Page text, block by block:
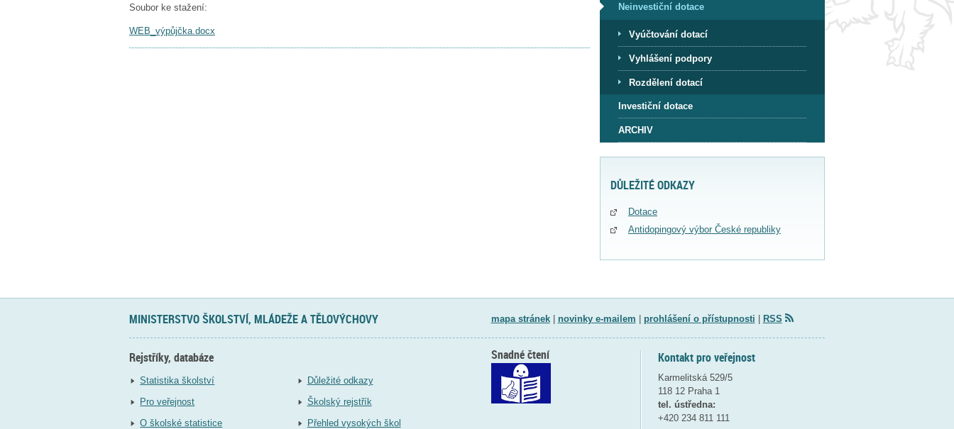
Soubor ke stažení:
WEB_výpůjčka.docx
Neinvestiční dotace
Vyúčtování dotací
Vyhlášení podpory
Rozdělení dotací
Investiční dotace
ARCHIV
DŮLEŽITÉ ODKAZY
Dotace
Antidopingový výbor České republiky
MINISTERSTVO ŠKOLSTVÍ, MLÁDEŽE A TĚLOVÝCHOVY mapa stránek| novinky e-mailem prohlášení o přístupnosti RSS
Rejstříky, databáze
Statistika školství
Pro veřejnost
O školské statistice
Důležité odkazy
Školský rejstřík
Přehled vysokých škol
Kontakt pro veřejnost
Karmelitská 529/5
118 12 Praha 1
tel. ústředna:
+420 234 811 111
Snadné čtení